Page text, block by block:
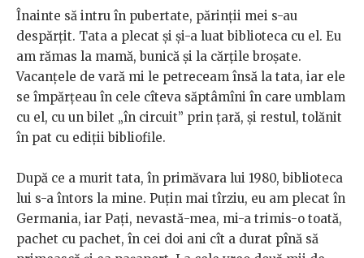
Înainte să intru în pubertate, părinții mei s-au
despărțit. Tata a plecat și și-a luat biblioteca cu el. Eu
am rămas la mamă, bunică și la cărțile broșate.
Vacanțele de vară mi le petreceam însă la tata, iar ele
se împărțeau în cele cîteva săptâmîni în care umblam
cu el, cu un bilet „în circuit” prin țară, și restul, tolănit
în pat cu ediții bibliofile.
După ce a murit tata, în primăvara lui 1980, biblioteca
lui s-a întors la mine. Puțin mai tîrziu, eu am plecat în
Germania, iar Pați, nevastă-mea, mi-a trimis-o toată,
pachet cu pachet, în cei doi ani cît a durat pînă să